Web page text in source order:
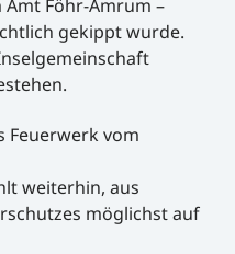
Föhr-Amrum –
gekippt wurde.
Feuerwerk vom
weiterhin, aus
möglichst auf